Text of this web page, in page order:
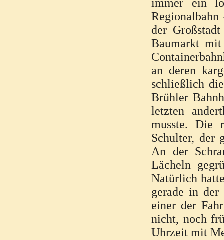
immer ein
der
Baumarkt mit
an deren
schließlich
Brühler
letzten
musste. Die
Schulter, der
An der
Lächeln
Natürlich
gerade in der
einer der
nicht, noch
Uhrzeit mit